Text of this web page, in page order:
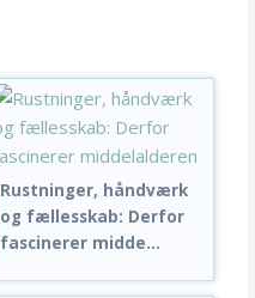
Rustninger, håndværk
og fællesskab: Derfor
fascinerer midde...